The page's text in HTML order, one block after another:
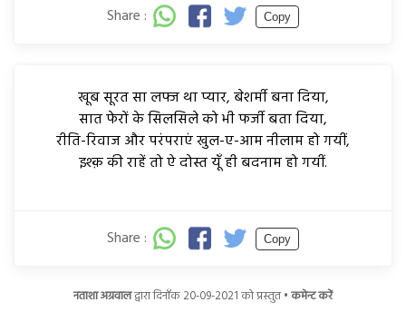
Share : Copy
खूब सूरत सा लफ्ज था प्यार, बेशर्मी बना दिया,
सात फेरों के सिलसिले को भी फर्जी बता दिया,
रीति-रिवाज और परंपराएं खुल-ए-आम नीलाम हो गयीं,
इश्क़ की राहें तो ऐ दोस्त यूँ ही बदनाम हो गयीं.
Share : Copy
नताशा अग्रवालद्वारा दिनाँक 20-09-2021 को प्रस्तुत •कमेन्ट करें